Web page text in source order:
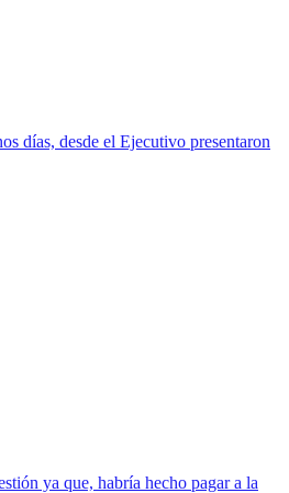
días, desde el Ejecutivo presentaron
ya que, habría hecho pagar a la